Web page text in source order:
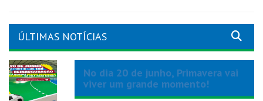
ÚLTIMAS NOTÍCIAS
No dia 20 de junho, Primavera vai
viver um grande momento!